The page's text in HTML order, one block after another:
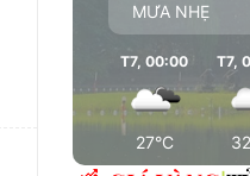
MƯA NHẸ
T7, 00:00
27°C
T7,